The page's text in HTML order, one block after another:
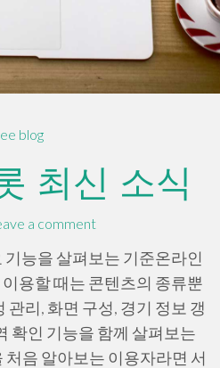
blog
최신 소식
a comment
능을 살펴보는 기준온라인
용할 때는 콘텐츠의 종류뿐
관리, 화면 구성, 경기 정보 갱
확인 기능을 함께 살펴보는
음 알아보는 이용자라면 서